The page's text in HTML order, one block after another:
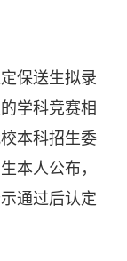
保送生拟录
学科竞赛相
本科招生委
本人公布，
通过后认定